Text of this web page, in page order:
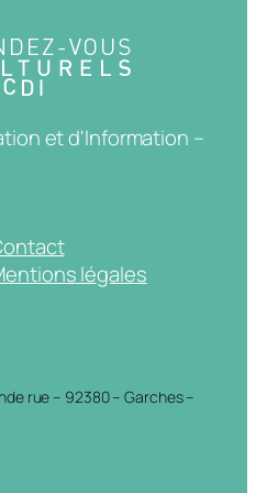
et d'Information –
légales
rue – 92380 – Garches –